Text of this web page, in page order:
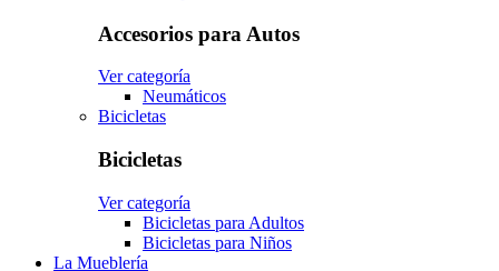
Accesorios para Autos
Ver categoría
Neumáticos
Bicicletas
Bicicletas
Ver categoría
Bicicletas para Adultos
Bicicletas para Niños
La Mueblería